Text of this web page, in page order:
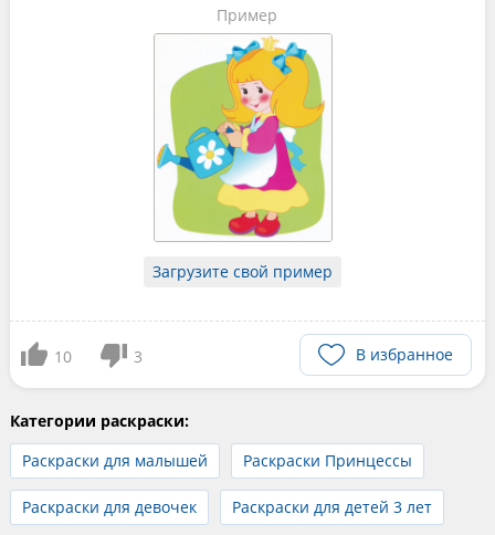
Пример
Загрузите свой пример
10 3 В избранное
Категории раскраски:
Раскраски для малышей
Раскраски Принцессы
Раскраски для девочек Раскраски для детей 3 лет